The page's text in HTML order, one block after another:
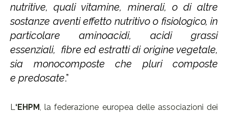
nutritive, quali vitamine, minerali, o di altre
sostanze aventi effetto nutritivo o fisiologico, in
particolare aminoacidi, acidi grassi
essenziali, fibre ed estratti di origine vegetale,
sia monocomposte che pluri composte
e predosate.”
L‘EHPM, la federazione europea delle associazioni dei